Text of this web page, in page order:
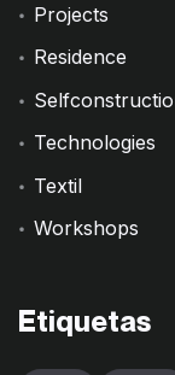
Projects
Residence
Technologies
Textil
Workshops
Etiquetas